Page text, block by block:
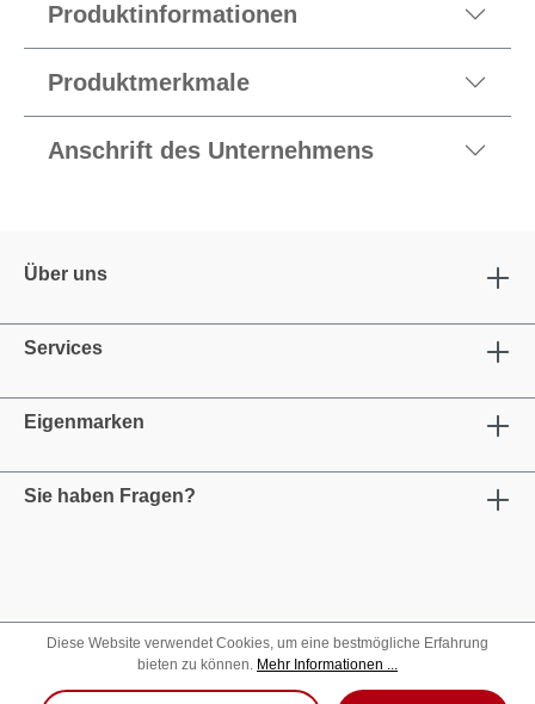
Produktinformationen
Produktmerkmale
Anschrift des Unternehmens
Über uns
Services
Eigenmarken
Sie haben Fragen?
Diese Website verwendet Cookies, um eine bestmögliche Erfahrung
bieten zu können. Mehr Informationen ...